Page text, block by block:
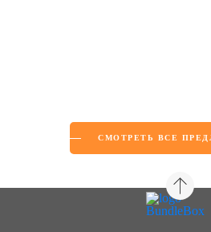
СМОТРЕТЬ ВСЕ